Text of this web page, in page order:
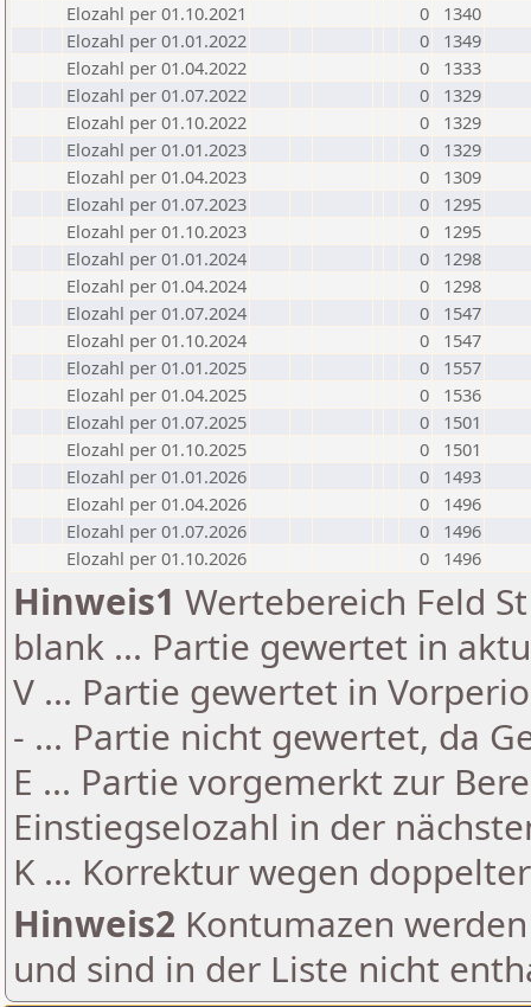
Elozahl per 01.10.2021
0
1340
Elozahl per 01.01.2022
0
1349
Elozahl per 01.04.2022
0
1333
Elozahl per 01.07.2022
0
1329
Elozahl per 01.10.2022
0
1329
Elozahl per 01.01.2023
0
1329
Elozahl per 01.04.2023
0
1309
Elozahl per 01.07.2023
0
1295
Elozahl per 01.10.2023
0
1295
Elozahl per 01.01.2024
0
1298
Elozahl per 01.04.2024
0
1298
Elozahl per 01.07.2024
0
1547
Elozahl per 01.10.2024
0
1547
Elozahl per 01.01.2025
0
1557
Elozahl per 01.04.2025
0
1536
Elozahl per 01.07.2025
0
1501
Elozahl per 01.10.2025
0
1501
Elozahl per 01.01.2026
0
1493
Elozahl per 01.04.2026
0
1496
Elozahl per 01.07.2026
0
1496
Elozahl per 01.10.2026
0 1496
Hinweis1 Wertebereich Feld
blank ... Partie gewertet in
V ... Partie gewertet in
- ... Partie nicht gewertet, da
E ... Partie vorgemerkt zur
Einstiegselozahl in der
K ... Korrektur wegen
Hinweis2 Kontumazen
und sind in der Liste nicht